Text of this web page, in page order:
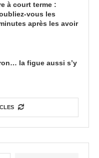
à court terme :
vous les
après les avoir
la figue aussi s’y